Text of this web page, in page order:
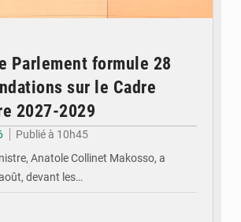
Parlement formule 28
sur le Cadre
2027-2029
Publié à 10h45
Anatole Collinet Makosso, a
devant les…